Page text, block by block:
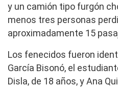
y un camión tipo furgón
menos tres personas
aproximadamente 15
Los fenecidos fueron
García Bisonó, el
Disla, de 18 años, y Ana